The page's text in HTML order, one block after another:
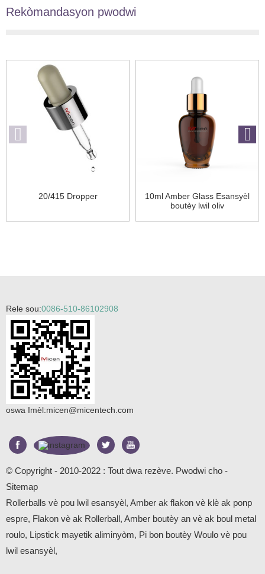
Rekòmandasyon pwodwi
20/415 Dropper
10ml Amber Glass Esansyèl
boutèy lwil oliv
Rele sou:0086-510-86102908
oswa Imèl:micen@micentech.com
© Copyright - 2010-2022 : Tout dwa rezève. Pwodwi cho -
Sitemap
Rollerballs vè pou lwil esansyèl, Amber ak flakon vè klè ak ponp
espre, Flakon vè ak Rollerball, Amber boutèy an vè ak boul metal
roulo, Lipstick mayetik aliminyòm, Pi bon boutèy Woulo vè pou
lwil esansyèl,